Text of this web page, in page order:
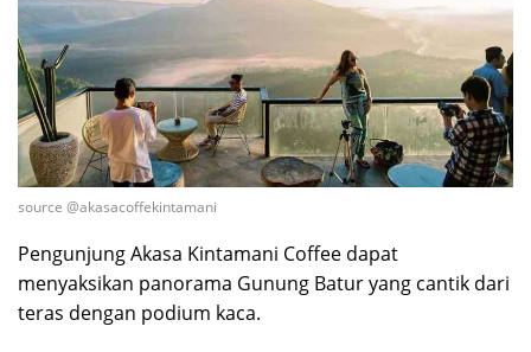
source @akasacoffekintamani
Pengunjung Akasa Kintamani Coffee dapat
menyaksikan panorama Gunung Batur yang cantik dari
teras dengan podium kaca.